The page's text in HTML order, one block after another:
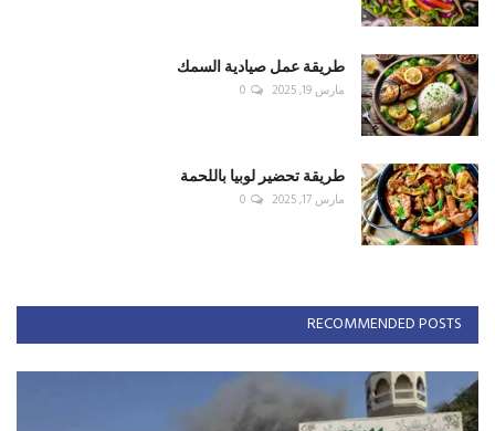
طريقة عمل صيادية السمك
مارس 19, 2025 0
طريقة تحضير لوبيا باللحمة
مارس 17, 2025 0
RECOMMENDED POSTS